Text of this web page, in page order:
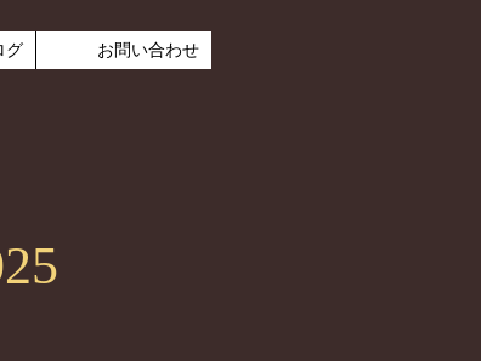
グ お問い合わせ